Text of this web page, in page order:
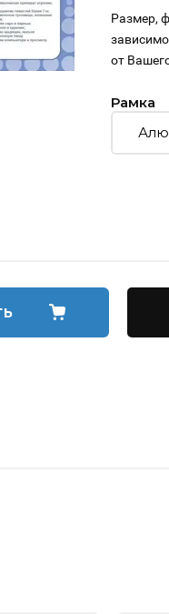
Размер,
от
Рамка